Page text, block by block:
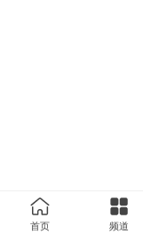
首页 频道